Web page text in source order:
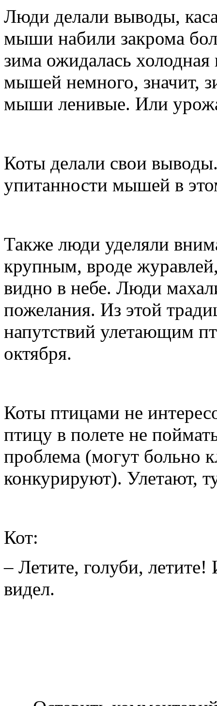
Люди делали выводы,
мыши набили закрома
зима ожидалась
мышей немного, значит,
мыши ленивые. Или
Коты делали свои
упитанности мышей в
Также люди уделяли
крупным, вроде
видно в небе. Люди
пожелания. Из этой
напутствий улетающим
октября.
Коты птицами не
птицу в полете не
проблема (могут больно
конкурируют). Улетают,
Кот:
– Летите, голуби,
видел.